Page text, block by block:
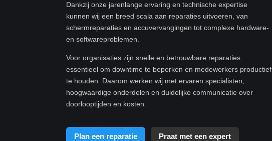
Dankzij onze jarenlange ervaring en technische expertise
kunnen wij een breed scala aan reparaties uitvoeren, van
schermreparaties en accuvervangingen tot complexe hardware-
en softwareproblemen.
Voor organisaties zijn snelle en betrouwbare reparaties
essentieel om downtime te beperken en medewerkers productief
te houden. Daarom werken wij met ervaren specialisten,
hoogwaardige onderdelen en duidelijke communicatie over
doorlooptijden en kosten.
Plan een reparatie Praat met een expert